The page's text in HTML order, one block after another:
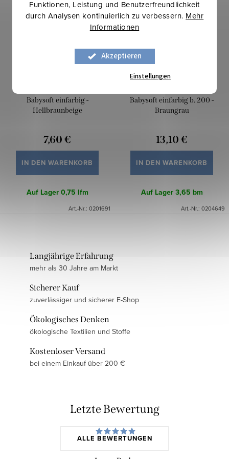
Funktionen, Leistung und Benutzerfreundlichkeit
durch Analysen kontinuierlich zu verbessern. Mehr
Informationen
Akzeptieren
Einstellungen
Babysoft einfarbig -
Hellbraunbeige
7,60 €
IN DEN WARENKORB
Auf Lager0,75 lfm
Art.-Nr.: 0201691
Babysoft einfarbig b. 200 -
Braungrau
13,10 €
IN DEN WARENKORB
Auf Lager3,65 bm
Art.-Nr.: 0204649
Langjährige Erfahrung
mehr als 30 Jahre am Markt
Sicherer Kauf
zuverlässiger und sicherer E-Shop
Ökologisches Denken
ökologische Textilien und Stoffe
Kostenloser Versand
bei einem Einkauf über 200 €
Letzte Bewertung
ALLE BEWERTUNGEN